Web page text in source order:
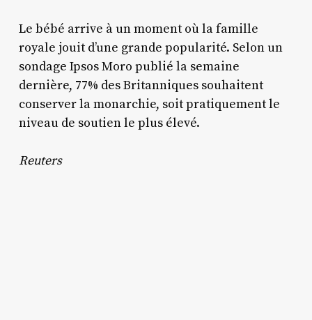
Le bébé arrive à un moment où la famille
royale jouit d’une grande popularité. Selon un
sondage Ipsos Moro publié la semaine
dernière, 77% des Britanniques souhaitent
conserver la monarchie, soit pratiquement le
niveau de soutien le plus élevé.
Reuters